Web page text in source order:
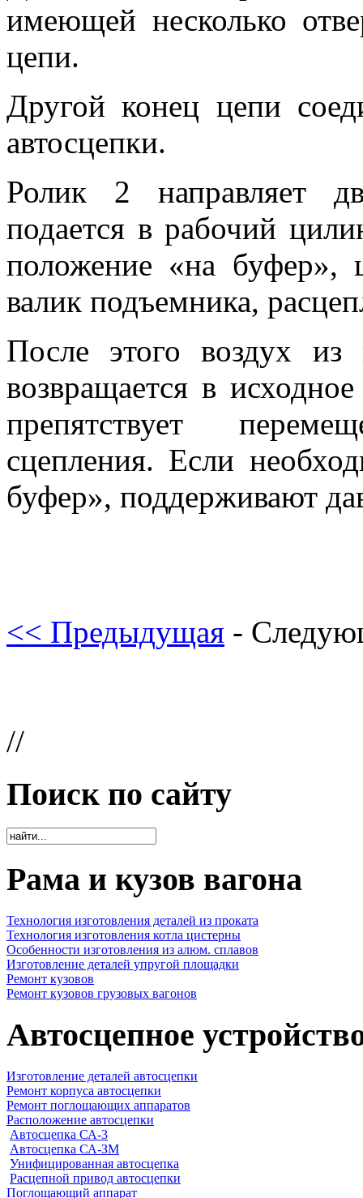
имеющей несколько
цепи.
Другой конец цепи
автосцепки.
Ролик 2 направляет
подается в рабочий
положение «на буфер»,
валик подъемника,
После этого воздух из
возвращается в
препятствует
сцепления. Если
буфер», поддерживают
<< Предыдущая -
//
Поиск по сайту
Рама и кузов вагона
Технология изготовления деталей из проката
Технология изготовления котла цистерны
Особенности изготовления из алюм. сплавов
Изготовление деталей упругой площадки
Ремонт кузовов
Ремонт кузовов грузовых вагонов
Автосцепное
Изготовление деталей автосцепки
Ремонт корпуса автосцепки
Ремонт поглощающих аппаратов
Расположение автосцепки
Автосцепка СА-3
Автосцепка СА-ЗМ
Унифицированная автосцепка
Расцепной привод автосцепки
Поглощающий аппарат